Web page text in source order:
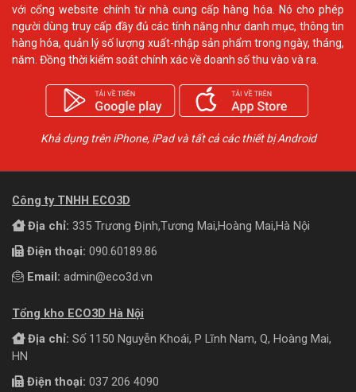
với cổng website chính từ nhà cung cấp hàng hóa. Nó cho phép
người dùng truy cấp đầy đủ các tính năng như danh mục, thông tin
hàng hóa, quản lý số lượng xuất-nhập sản phẩm trong ngày, tháng,
năm. Đồng thời kiểm soát chính xác về doanh số thu vào và ra.
Khả dụng trên iPhone, iPad và tất cả các thiết bị Android
Công ty TNHH ECO3D
Địa chỉ: 335 Trương Định,Tương Mai,Hoàng Mai,Hà Nội
Điện thoại: 090.60189.86
Email: admin@eco3d.vn
Tổng kho ECO3D Hà Nội
Địa chỉ: Số 1150 Nguyễn Khoái, P Lĩnh Nam, Q, Hoàng Mai,
HN
Điện thoại: 037 206 4090